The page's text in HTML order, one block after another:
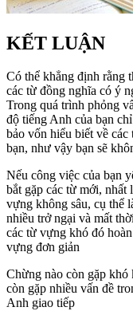
KẾT LUẬN
Có thể khẳng định rằng
các từ đồng nghĩa có ý
Trong quá trình phỏng
độ tiếng Anh của bạn
bảo vốn hiểu biết về
bạn, như vậy bạn sẽ
Nếu công việc của bạn
bắt gặp các từ mới,
vựng không sâu, cụ thể
nhiều trở ngại và mất
các từ vựng khó đó
vựng đơn giản
Chừng nào còn gặp
còn gặp nhiều vấn đề
Anh giao tiếp